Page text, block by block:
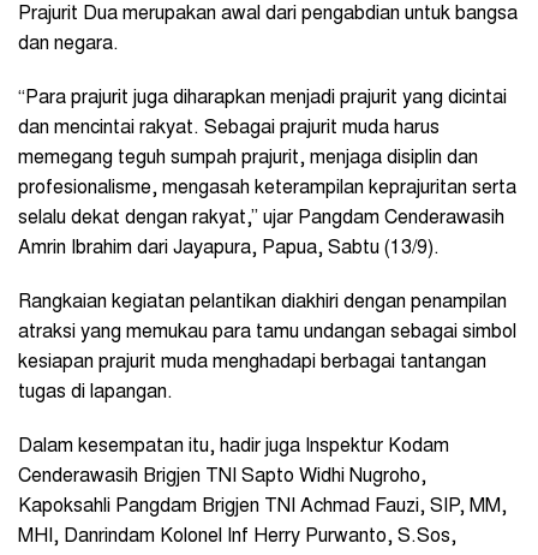
Prajurit Dua merupakan awal dari pengabdian untuk bangsa
dan negara.
“Para prajurit juga diharapkan menjadi prajurit yang dicintai
dan mencintai rakyat. Sebagai prajurit muda harus
memegang teguh sumpah prajurit, menjaga disiplin dan
profesionalisme, mengasah keterampilan keprajuritan serta
selalu dekat dengan rakyat,” ujar Pangdam Cenderawasih
Amrin Ibrahim dari Jayapura, Papua, Sabtu (13/9).
Rangkaian kegiatan pelantikan diakhiri dengan penampilan
atraksi yang memukau para tamu undangan sebagai simbol
kesiapan prajurit muda menghadapi berbagai tantangan
tugas di lapangan.
Dalam kesempatan itu, hadir juga Inspektur Kodam
Cenderawasih Brigjen TNI Sapto Widhi Nugroho,
Kapoksahli Pangdam Brigjen TNI Achmad Fauzi, SIP, MM,
MHI, Danrindam Kolonel Inf Herry Purwanto, S.Sos,